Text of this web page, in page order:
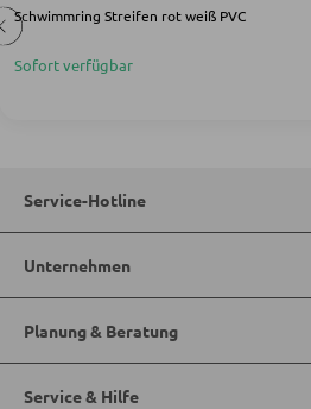
Matratzen
Schwebetürenschränke
Drehtürenschränke
Schwimmring Streifen rot weiß PVC
Sofort verfügbar
Service-Hotline
Unternehmen
Planung & Beratung
Service & Hilfe